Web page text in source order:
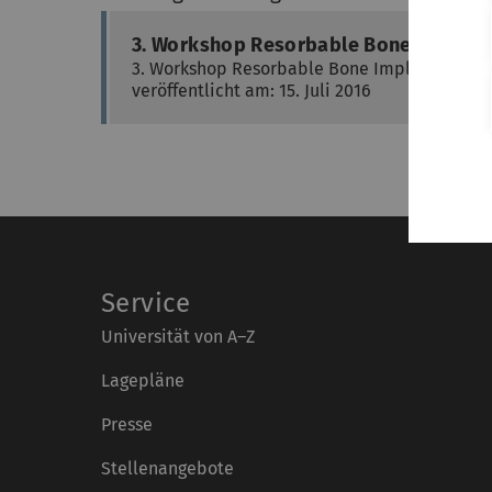
3. Workshop Resorbable Bone Implants
3. Workshop Resorbable Bone Implants
veröffentlicht am: 15. Juli 2016
Service
Universität von A–Z
Lagepläne
Presse
Stellenangebote